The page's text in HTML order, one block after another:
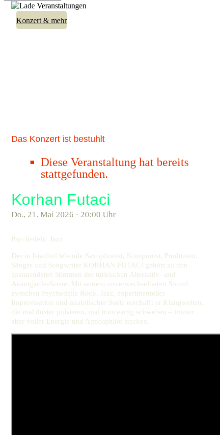
Konzert & mehr
Das Konzert ist bestuhlt
Diese Veranstaltung hat bereits
stattgefunden.
Korhan Futaci
Do., 21. Mai 2026 · 20:00 Uhr
Psychedelic Jazz
Der in Istanbul lebende Saxophonist, Komponist, Produzent,
Sänger und Songwriter KORHAN FUTACI gehört zu den
spannendsten Stimmen der türkischen Alternativ- und
Avantgarde-Szene. Mit seinem unverwechselbaren Sound
zwischen Psychedelic Rock, Jazz, experimenteller
Improvisation und anatolischer Seele erschafft er Klangwelten,
die mal düster pulsieren, mal tranceartig schweben – immer
aber voller Energie und Atmosphäre stecken.